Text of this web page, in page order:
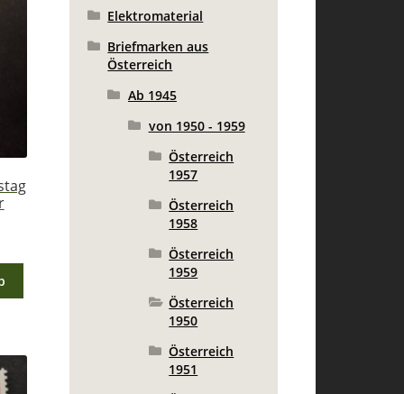
Elektromaterial
Briefmarken aus
Österreich
Ab 1945
von 1950 - 1959
Österreich
1957
Österreich
1958
Österreich
1959
Österreich
1950
Österreich
1951